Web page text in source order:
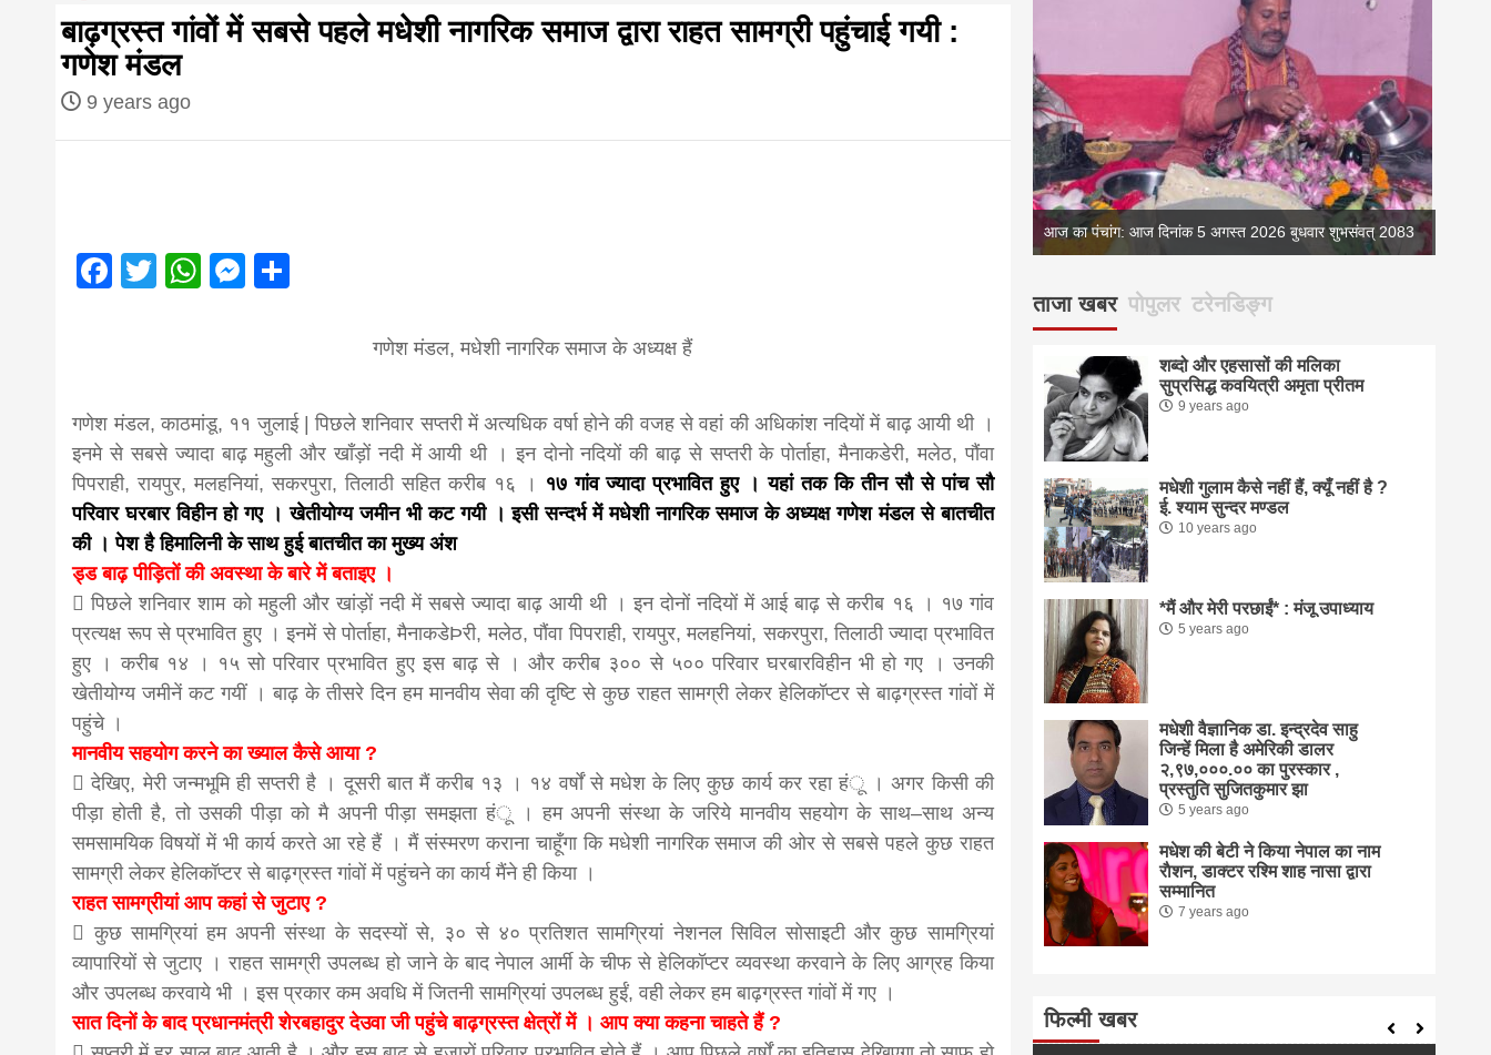
first hindi
magazine of
news in hindi
Nepal,madhesh
news,financial
news,loan,bank
news, madhesh
khabar
बाढ़ग्रस्त गांवों में सबसे पहले मधेशी नागरिक समाज द्वारा राहत सामग्री पहुंचाई गयी :
गणेश मंडल
9 years ago
Facebook
TwitterWhatsApp
Messenger
गणेश मंडल, मधेशी नागरिक समाज के अध्यक्ष हैं
गणेश मंडल, काठमांडू, ११ जुलाई | पिछले शनिवार सप्तरी में अत्यधिक वर्षा होने की वजह से वहां की अधिकांश नदियों में बाढ़ आयी थी ।
इनमे से सबसे ज्यादा बाढ़ महुली और खाँड़ों नदी में आयी थी । इन दोनो नदियों की बाढ़ से सप्तरी के पोर्ताहा, मैनाकडेरी, मलेठ, पौंवा
पिपराही, रायपुर, मलहनियां, सकरपुरा, तिलाठी सहित करीब १६ ।
१७ गांव ज्यादा प्रभावित हुए । यहां तक कि तीन सौ से पांच सौ
परिवार घरबार विहीन हो गए । खेतीयोग्य जमीन भी कट गयी । इसी सन्दर्भ में मधेशी नागरिक समाज के अध्यक्ष गणेश मंडल से बातचीत
की । पेश है हिमालिनी के साथ हुई बातचीत का मुख्य अंश
ड्ड बाढ़ पीड़ितों की अवस्था के बारे में बताइए ।
 पिछले शनिवार शाम को महुली और खांड़ों नदी में सबसे ज्यादा बाढ़ आयी थी । इन दोनों नदियों में आई बाढ़ से करीब १६ । १७ गांव
प्रत्यक्ष रूप से प्रभावित हुए । इनमें से पोर्ताहा, मैनाकडेÞरी, मलेठ, पौंवा पिपराही, रायपुर, मलहनियां, सकरपुरा, तिलाठी ज्यादा प्रभावित
हुए । करीब १४ । १५ सो परिवार प्रभावित हुए इस बाढ़ से । और करीब ३०० से ५०० परिवार घरबारविहीन भी हो गए । उनकी
खेतीयोग्य जमीनें कट गयीं । बाढ़ के तीसरे दिन हम मानवीय सेवा की दृष्टि से कुछ राहत सामग्री लेकर हेलिकॉप्टर से बाढ़ग्रस्त गांवों में
पहुंचे ।
मानवीय सहयोग करने का ख्याल कैसे आया ?
 देखिए, मेरी जन्मभूमि ही सप्तरी है । दूसरी बात मैं करीब १३ । १४ वर्षों से मधेश के लिए कुछ कार्य कर रहा हंू । अगर किसी की
पीड़ा होती है, तो उसकी पीड़ा को मै अपनी पीड़ा समझता हंू । हम अपनी संस्था के जरिये मानवीय सहयोग के साथ–साथ अन्य
समसामयिक विषयों में भी कार्य करते आ रहे हैं । मैं संस्मरण कराना चाहूँगा कि मधेशी नागरिक समाज की ओर से सबसे पहले कुछ राहत
सामग्री लेकर हेलिकॉप्टर से बाढ़ग्रस्त गांवों में पहुंचने का कार्य मैंने ही किया ।
राहत सामग्रीयां आप कहां से जुटाए ?
 कुछ सामग्रियां हम अपनी संस्था के सदस्यों से, ३० से ४० प्रतिशत सामग्रियां नेशनल सिविल सोसाइटी और कुछ सामग्रियां
व्यापारियों से जुटाए । राहत सामग्री उपलब्ध हो जाने के बाद नेपाल आर्मी के चीफ से हेलिकॉप्टर व्यवस्था करवाने के लिए आग्रह किया
और उपलब्ध करवाये भी । इस प्रकार कम अवधि में जितनी सामग्रियां उपलब्ध हुईं, वही लेकर हम बाढ़ग्रस्त गांवों में गए ।
सात दिनों के बाद प्रधानमंत्री शेरबहादुर देउवा जी पहुंचे बाढ़ग्रस्त क्षेत्रों में । आप क्या कहना चाहते हैं ?
आज का पंचांग: आज दिनांक 5 अगस्त 2026 बुधवार शुभसंवत् 2083
ताजा खबर पोपुलर टरेनडिङ्ग
शब्दो और एहसासों की मलिका
सुप्रसिद्ध कवयित्री अमृता प्रीतम
9 years ago
मधेशी गुलाम कैसे नहीं हैं, क्यूँ नहीं है ?
ई. श्याम सुन्दर मण्डल
10 years ago
*मैं और मेरी परछाईं* : मंजू उपाध्याय
5 years ago
मधेशी वैज्ञानिक डा. इन्द्रदेव साहु
जिन्हें मिला है अमेरिकी डालर
२,९७,०००.०० का पुरस्कार ,
प्रस्तुति सुजितकुमार झा
5 years ago
मधेश की बेटी ने किया नेपाल का नाम
राैशन, डाक्टर रश्मि शाह नासा द्वारा
सम्मानित
7 years ago
फिल्मी खबर